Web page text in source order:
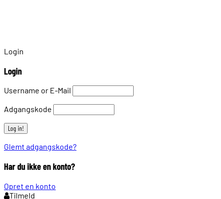
Login
Login
Username or E-Mail
Adgangskode
Glemt adgangskode?
Har du ikke en konto?
Opret en konto
Tilmeld